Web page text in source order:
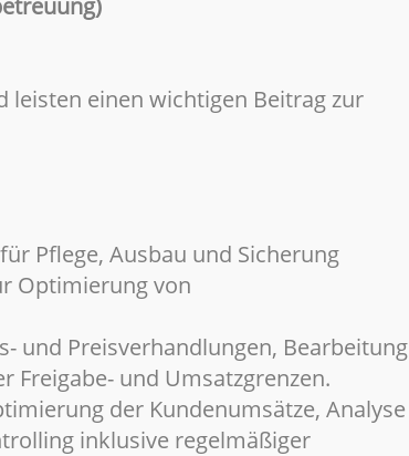
leisten einen wichtigen Beitrag zur
Pflege, Ausbau und Sicherung
Optimierung von
und Preisverhandlungen, Bearbeitung
Freigabe- und Umsatzgrenzen.
der Kundenumsätze, Analyse
inklusive regelmäßiger